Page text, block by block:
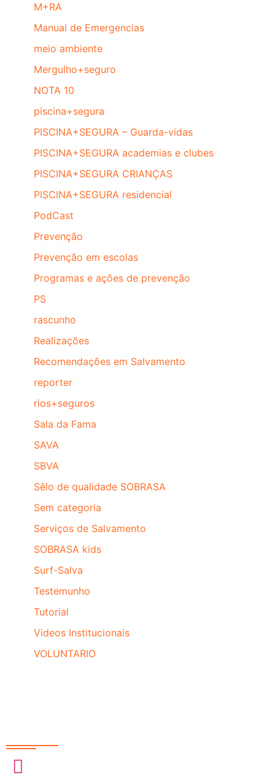
M+RA
Manual de Emergencias
meio ambiente
Mergulho+seguro
NOTA 10
piscina+segura
PISCINA+SEGURA – Guarda-vidas
PISCINA+SEGURA academias e clubes
PISCINA+SEGURA CRIANÇAS
PISCINA+SEGURA residencial
PodCast
Prevenção
Prevenção em escolas
Programas e ações de prevenção
PS
rascunho
Realizações
Recomendações em Salvamento
reporter
rios+seguros
Sala da Fama
SAVA
SBVA
Sêlo de qualidade SOBRASA
Sem categoria
Serviços de Salvamento
SOBRASA kids
Surf-Salva
Testemunho
Tutorial
Videos Institucionais
VOLUNTARIO